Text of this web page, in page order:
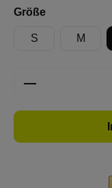
Größeauswählen
S M
Produkt